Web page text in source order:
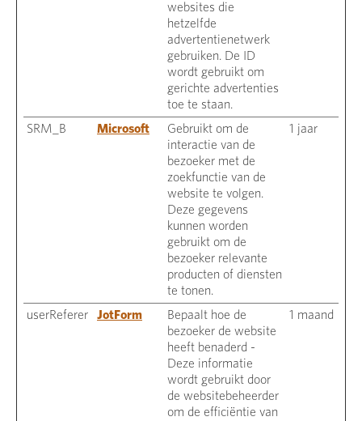
websites die
hetzelfde
advertentienetwerk
gebruiken. De ID
wordt gebruikt om
gerichte advertenties
toe te staan.
SRM_B Microsoft
Gebruikt om de
interactie van de
bezoeker met de
zoekfunctie van de
website te volgen.
Deze gegevens
kunnen worden
gebruikt om de
bezoeker relevante
producten of diensten
te tonen.
1 jaar
userReferer JotForm
Bepaalt hoe de
bezoeker de website
heeft benaderd -
Deze informatie
wordt gebruikt door
de websitebeheerder
om de efficiëntie van
1 maand